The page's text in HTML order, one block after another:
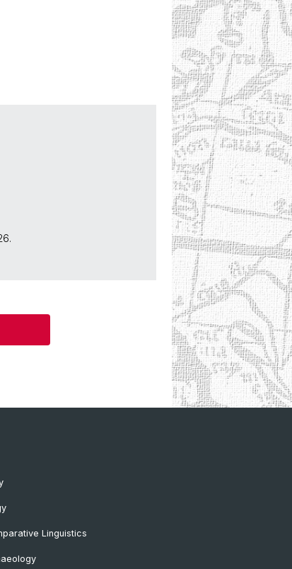
Linguistics